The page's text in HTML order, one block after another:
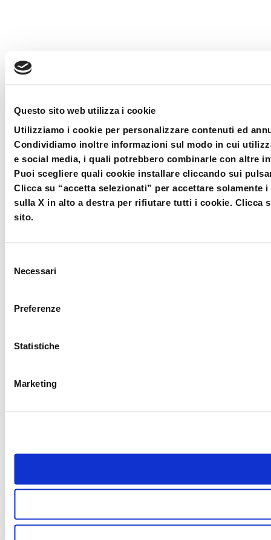
Questo sito web utilizza i cookie
Utilizziamo i cookie per personalizzare contenuti ed
Condividiamo inoltre informazioni sul modo in cui
e social media, i quali potrebbero combinarle con altre
Puoi scegliere quali cookie installare cliccando sui
Clicca su “accetta selezionati” per accettare
sulla X in alto a destra per rifiutare tutti i cookie. Clicca
sito.
delNecessari
Preferenze
Statistiche
Marketing